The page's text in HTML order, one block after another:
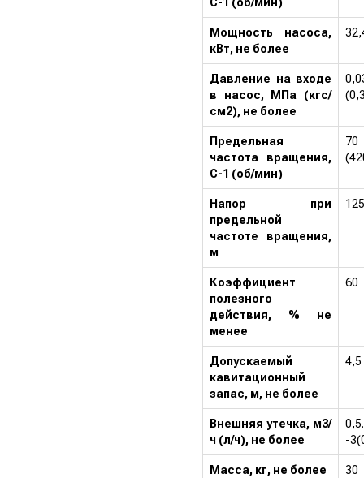
Мощность насоса,
кВт, не более
Давление на входе
в насос, МПа (кгс/
см2), не более
Предельная
частота вращения,
С-1 (об/мин)
70
Напор при
предельной
частоте вращения,
м
125
Коэффициент
полезного
действия, % не
менее
60
Допускаемый
кавитационный
запас, м, не более
4,5
Внешняя утечка, м3/
ч (л/ч), не более
-
Масса, кг, не более 30